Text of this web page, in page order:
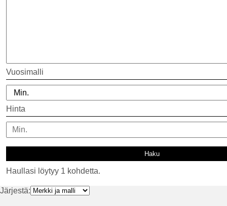
Vuosimalli
Hinta
Haullasi löytyy 1 kohdetta.
Järjestä: